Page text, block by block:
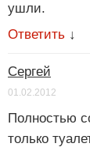
ушли.
Ответить ↓
Сергей
01.02.2012
Полностью
только